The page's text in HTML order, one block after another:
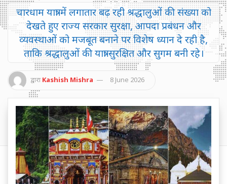
चारधाम यात्रा में लगातार बढ़ रही श्रद्धालुओं की संख्या को
देखते हुए राज्य सरकार सुरक्षा, आपदा प्रबंधन और
व्यवस्थाओं को मजबूत बनाने पर विशेष ध्यान दे रही है,
ताकि श्रद्धालुओं की यात्रा सुरक्षित और सुगम बनी रहे।
द्वारा Kashish Mishra 8 June 2026